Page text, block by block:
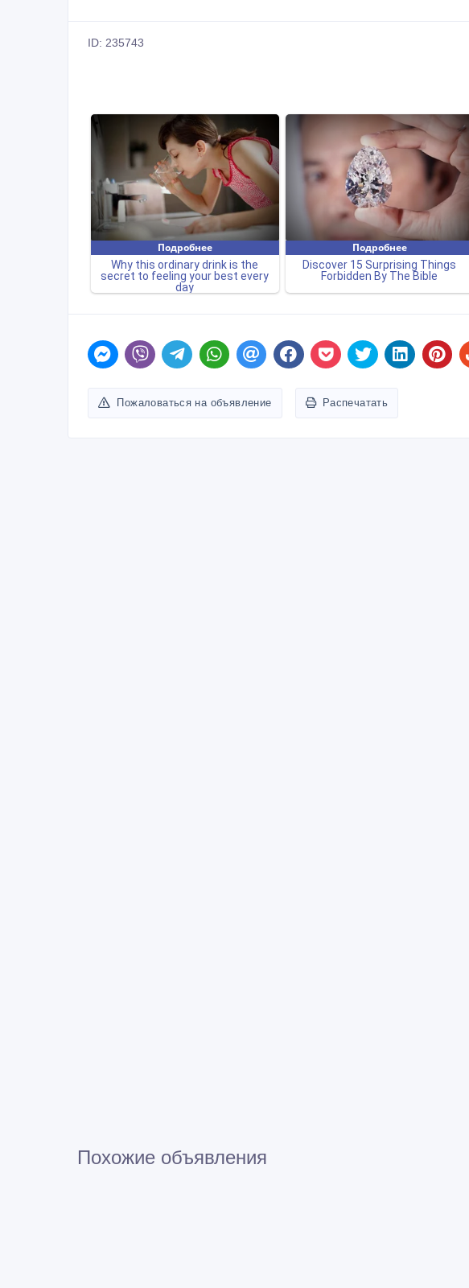
ID: 235743
Пожаловаться на объявление Распечатать
Похожие объявления